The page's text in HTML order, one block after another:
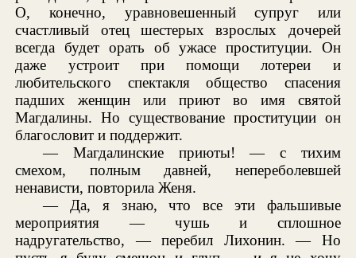
О, конечно, уравновешенный супруг или
счастливый отец шестерых взрослых дочерей
всегда будет орать об ужасе проституции. Он
даже устроит при помощи лотереи и
любительского спектакля общество спасения
падших женщин или приют во имя святой
Магдалины. Но существование проституции он
благословит и поддержит.
— Магдалинские приюты! — с тихим
смехом, полным давней, непереболевшей
ненависти, повторила Женя.
— Да, я знаю, что все эти фальшивые
мероприятия — чушь и сплошное
надругательство, — перебил Лихонин. — Но